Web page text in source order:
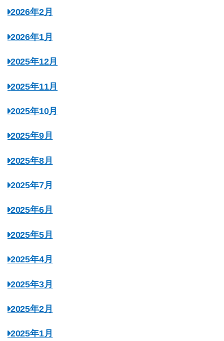
2026年2月
2026年1月
2025年12月
2025年11月
2025年10月
2025年9月
2025年8月
2025年7月
2025年6月
2025年5月
2025年4月
2025年3月
2025年2月
2025年1月